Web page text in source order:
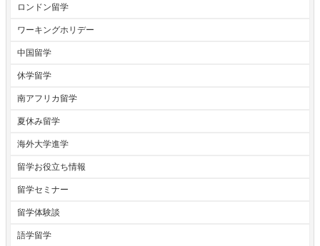
ロンドン留学
ワーキングホリデー
中国留学
休学留学
南アフリカ留学
夏休み留学
海外大学進学
留学お役立ち情報
留学セミナー
留学体験談
語学留学